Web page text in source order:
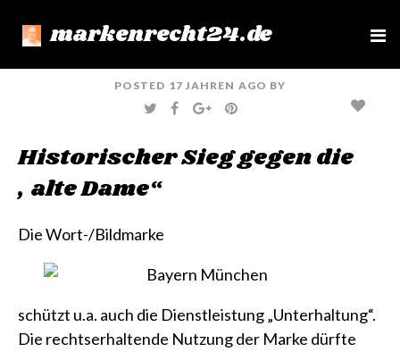
markenrecht24.de
e
POSTED 17 JAHREN AGO BY
T
W
T
E
F
A
O
G
O
L
E
P
I
E
R
E
Historischer Sieg gegen die
„alte Dame“
Die Wort-/Bildmarke
schützt u.a. auch die Dienstleistung „Unterhaltung“.
Die rechtserhaltende Nutzung der Marke dürfte